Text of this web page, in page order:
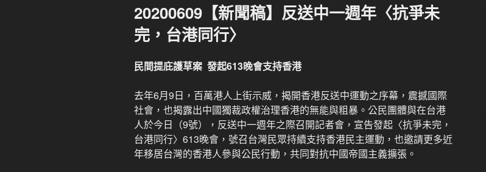
於
20200609【新聞稿】反送中一週年〈抗爭未
完，台港同行〉
民間提庇護草案 發起613晚會支持香港
去年6月9日，百萬港人上街示威，揭開香港反送中運動之序幕，震撼國際
社會，也揭露出中國獨裁政權治理香港的無能與粗暴。公民團體與在台港
人於今日（9號），反送中一週年之際召開記者會，宣告發起〈抗爭未完，
台港同行〉613晚會，號召台灣民眾持續支持香港民主運動，也邀請更多近
年移居台灣的香港人參與公民行動，共同對抗中國帝國主義擴張。